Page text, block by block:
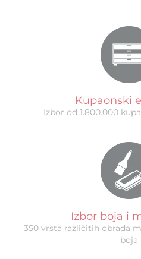
Kupaonski
Izbor od 1.800.000
Izbor boja i
350 vrsta različitih obrada
boja